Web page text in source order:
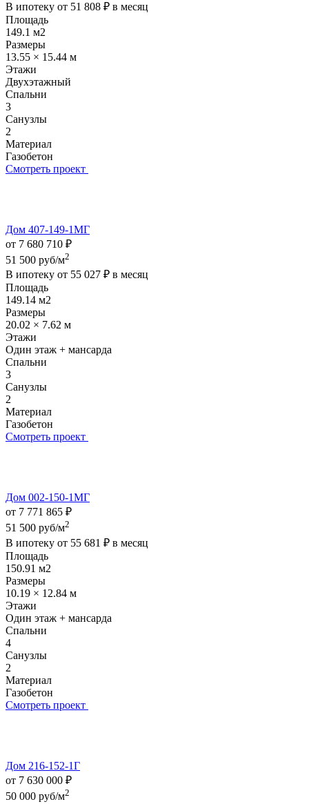
В ипотеку от 51 808 ₽ в месяц
Площадь
149.1 м2
Размеры
13.55 × 15.44 м
Этажи
Двухэтажный
Спальни
3
Санузлы
2
Материал
Газобетон
Смотреть проект
Дом 407-149-1МГ
от 7 680 710 ₽
51 500 руб/м2
В ипотеку от 55 027 ₽ в месяц
Площадь
149.14 м2
Размеры
20.02 × 7.62 м
Этажи
Один этаж + мансарда
Спальни
3
Санузлы
2
Материал
Газобетон
Смотреть проект
Дом 002-150-1МГ
от 7 771 865 ₽
51 500 руб/м2
В ипотеку от 55 681 ₽ в месяц
Площадь
150.91 м2
Размеры
10.19 × 12.84 м
Этажи
Один этаж + мансарда
Спальни
4
Санузлы
2
Материал
Газобетон
Смотреть проект
Дом 216-152-1Г
от 7 630 000 ₽
50 000 руб/м2